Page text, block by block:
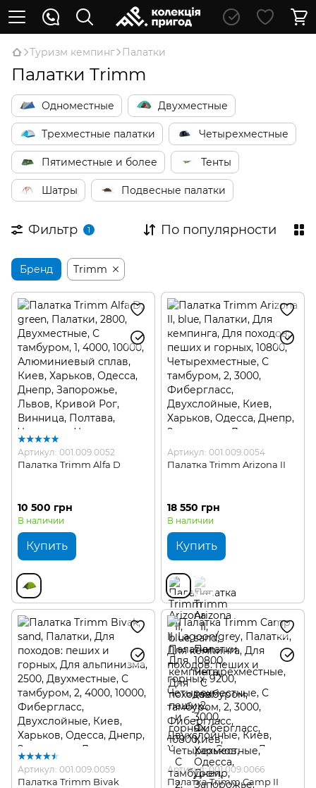
Туризм кемпинг Палатки
Палатки Trimm
Одноместные Двухместные
Трехместные палатки Четырехместные
Пятиместные и более Тенты
Шатры Подвесные палатки
Фильтр 1 По популярности
Бренд Trimm
Артикул: 001.009.0052
Палатка Trimm Alfa D
10 500 грн
В наличии
Купить
Артикул: 001.009.0054
Палатка Trimm Arizona II
18 550 грн
В наличии
Купить
Артикул: 001.009.0059
Палатка Trimm Bivak
Артикул: 001.009.0066
Палатка Trimm Camp II